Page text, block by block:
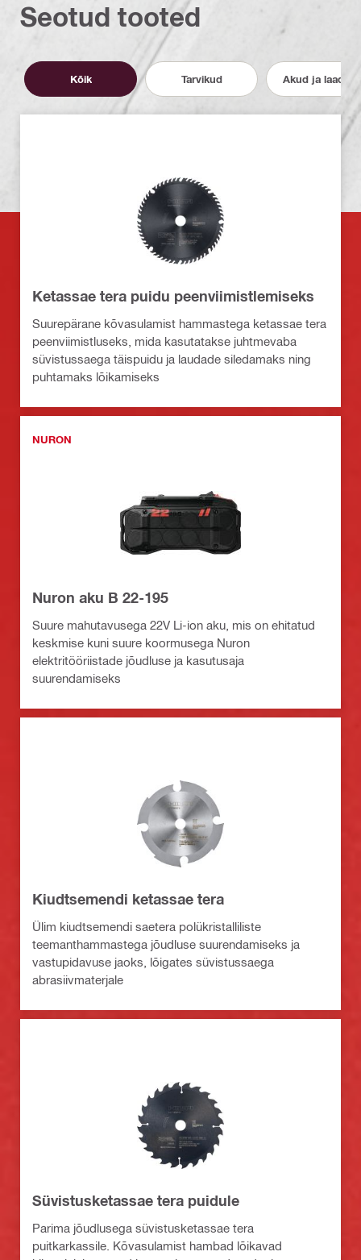
Seotud tooted
Kõik Tarvikud Akud ja laadijad
Ketassae tera puidu peenviimistlemiseks
Suurepärane kõvasulamist hammastega ketassae tera
peenviimistluseks, mida kasutatakse juhtmevaba
süvistussaega täispuidu ja laudade siledamaks ning
puhtamaks lõikamiseks
NURON
Nuron aku B 22-195
Suure mahutavusega 22V Li-ion aku, mis on ehitatud
keskmise kuni suure koormusega Nuron
elektritööriistade jõudluse ja kasutusaja
suurendamiseks
Kiudtsemendi ketassae tera
Ülim kiudtsemendi saetera polükristalliliste
teemanthammastega jõudluse suurendamiseks ja
vastupidavuse jaoks, lõigates süvistussaega
abrasiivmaterjale
Süvistusketassae tera puidule
Parima jõudlusega süvistusketassae tera
puitkarkassile. Kõvasulamist hambad lõikavad